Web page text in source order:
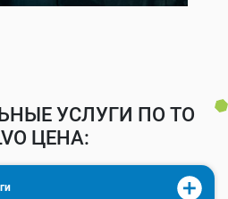
УСЛУГИ ПО ТО
ЦЕНА: